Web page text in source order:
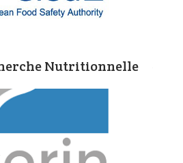
Nutritionnelle